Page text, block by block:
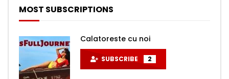
MOST SUBSCRIPTIONS
Calatoreste cu noi
SUBSCRIBE 2